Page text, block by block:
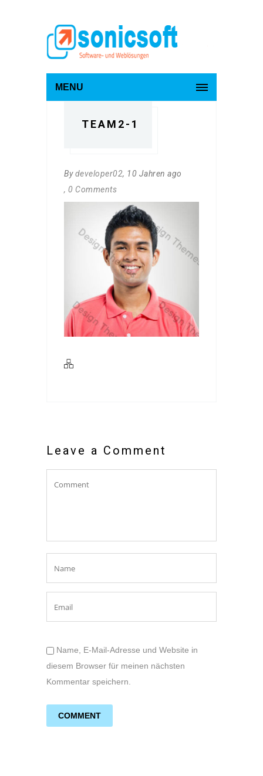
MENU
TEAM2-1
By developer02, 10 Jahren ago
, 0 Comments
Leave a Comment
Name, E-Mail-Adresse und Website in
diesem Browser für meinen nächsten
Kommentar speichern.